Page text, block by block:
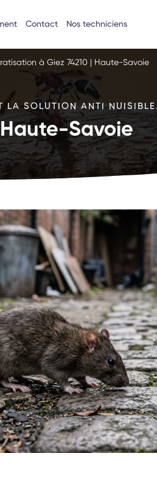
Contact Nos techniciens
à Giez 74210 | Haute-Savoie
LA SOLUTION ANTI NUISIBLE.
Savoie